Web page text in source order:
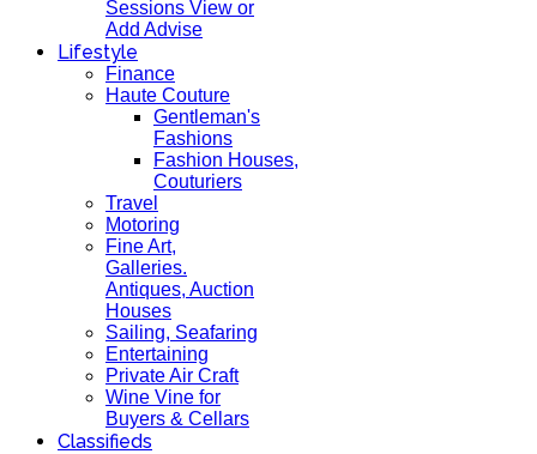
Sessions View or
Add Advise
Lifestyle
Finance
Haute Couture
Gentleman's
Fashions
Fashion Houses,
Couturiers
Travel
Motoring
Fine Art,
Galleries.
Antiques, Auction
Houses
Sailing, Seafaring
Entertaining
Private Air Craft
Wine Vine for
Buyers & Cellars
Classifieds